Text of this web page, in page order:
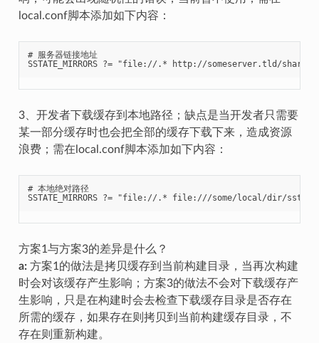
local.conf脚本添加如下内容：
# 服务器链接地址
3、开发者下载缓存到本地路径；缺点是当开发者只需要
某一部分缓存时也会把全部的缓存下载下来，造成资源
浪费；需在local.conf脚本添加如下内容：
# 本地绝对路径
方案1与方案3的差异是什么？
a:方案1的做法是拷贝缓存到当前构建目录，当再次构建
时会对该缓存产生影响；方案3的做法不会对下载缓存产
生影响，只是在构建时会去检查下载缓存目录是否存在
所需的缓存，如果存在则拷贝到当前构建缓存目录，不
存在则重新构建。